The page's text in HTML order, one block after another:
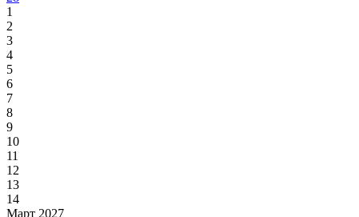
1
2
3
4
5
6
7
8
9
10
11
12
13
14
Март 2027